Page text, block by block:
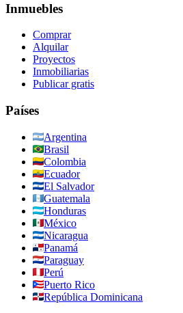
Inmuebles
Comprar
Alquilar
Proyectos
Inmobiliarias
Publicar gratis
Países
Argentina
Brasil
Colombia
Ecuador
El Salvador
Guatemala
Honduras
México
Nicaragua
Panamá
Paraguay
Perú
Puerto Rico
República Dominicana